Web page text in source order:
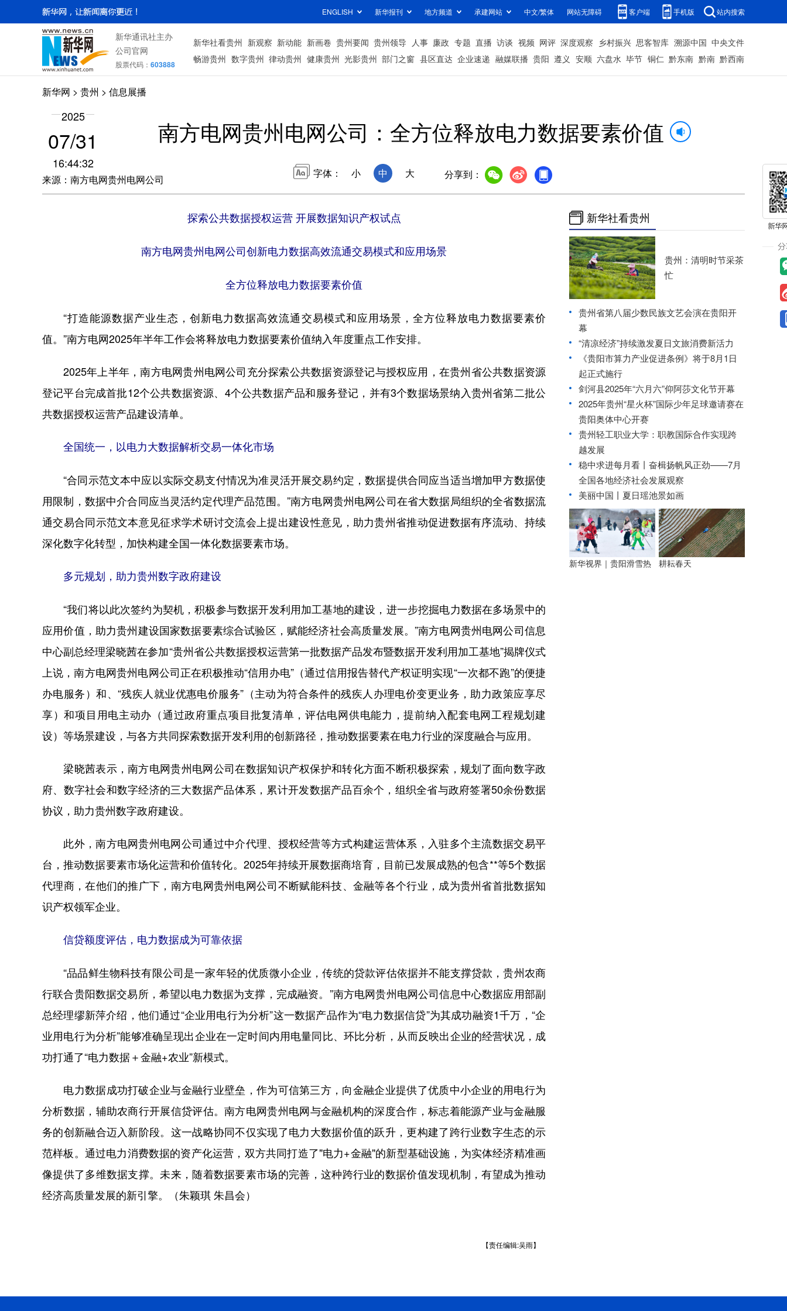
ENGLISH 新华报刊 地方频道 承建网站 中文/繁体 网站无障碍 客户端 手机版 站内搜索
新华通讯社主办
公司官网
股票代码： 603888
新华社看贵州 新观察 新动能 新画卷 贵州要闻 贵州领导 人事 廉政 专题 直播 访谈 视频 网评 深度观察 乡村振兴 思客智库 溯源中国 中央文件
畅游贵州 数字贵州 律动贵州 健康贵州 光影贵州 部门之窗 县区直达 企业速递 融媒联播 贵阳 遵义 安顺 六盘水 毕节 铜仁 黔东南 黔南 黔西南
新华网 > 贵州 > 信息展播
2025
07/31
16:44:32
来源：南方电网贵州电网公司
南方电网贵州电网公司：全方位释放电力数据要素价值
字体： 小 中 大 分享到：
探索公共数据授权运营 开展数据知识产权试点
南方电网贵州电网公司创新电力数据高效流通交易模式和应用场景
全方位释放电力数据要素价值
“打造能源数据产业生态，创新电力数据高效流通交易模式和应用场景，全方位释放电力数据要素价
值。”南方电网2025年半年工作会将释放电力数据要素价值纳入年度重点工作安排。
2025年上半年，南方电网贵州电网公司充分探索公共数据资源登记与授权应用，在贵州省公共数据资源
登记平台完成首批12个公共数据资源、4个公共数据产品和服务登记，并有3个数据场景纳入贵州省第二批公
共数据授权运营产品建设清单。
全国统一，以电力大数据解析交易一体化市场
“合同示范文本中应以实际交易支付情况为准灵活开展交易约定，数据提供合同应当适当增加甲方数据使
用限制，数据中介合同应当灵活约定代理产品范围。”南方电网贵州电网公司在省大数据局组织的全省数据流
通交易合同示范文本意见征求学术研讨交流会上提出建设性意见，助力贵州省推动促进数据有序流动、持续
深化数字化转型，加快构建全国一体化数据要素市场。
多元规划，助力贵州数字政府建设
“我们将以此次签约为契机，积极参与数据开发利用加工基地的建设，进一步挖掘电力数据在多场景中的
应用价值，助力贵州建设国家数据要素综合试验区，赋能经济社会高质量发展。”南方电网贵州电网公司信息
中心副总经理梁晓茜在参加“贵州省公共数据授权运营第一批数据产品发布暨数据开发利用加工基地”揭牌仪式
上说，南方电网贵州电网公司正在积极推动“信用办电”（通过信用报告替代产权证明实现“一次都不跑”的便捷
办电服务）和、“残疾人就业优惠电价服务”（主动为符合条件的残疾人办理电价变更业务，助力政策应享尽
享）和项目用电主动办（通过政府重点项目批复清单，评估电网供电能力，提前纳入配套电网工程规划建
设）等场景建设，与各方共同探索数据开发利用的创新路径，推动数据要素在电力行业的深度融合与应用。
梁晓茜表示，南方电网贵州电网公司在数据知识产权保护和转化方面不断积极探索，规划了面向数字政
府、数字社会和数字经济的三大数据产品体系，累计开发数据产品百余个，组织全省与政府签署50余份数据
协议，助力贵州数字政府建设。
此外，南方电网贵州电网公司通过中介代理、授权经营等方式构建运营体系，入驻多个主流数据交易平
台，推动数据要素市场化运营和价值转化。2025年持续开展数据商培育，目前已发展成熟的包含**等5个数据
代理商，在他们的推广下，南方电网贵州电网公司不断赋能科技、金融等各个行业，成为贵州省首批数据知
识产权领军企业。
信贷额度评估，电力数据成为可靠依据
“品品鲜生物科技有限公司是一家年轻的优质微小企业，传统的贷款评估依据并不能支撑贷款，贵州农商
行联合贵阳数据交易所，希望以电力数据为支撑，完成融资。”南方电网贵州电网公司信息中心数据应用部副
总经理缪新萍介绍，他们通过“企业用电行为分析”这一数据产品作为“电力数据信贷”为其成功融资1千万，“企
业用电行为分析”能够准确呈现出企业在一定时间内用电量同比、环比分析，从而反映出企业的经营状况，成
功打通了“电力数据＋金融+农业”新模式。
电力数据成功打破企业与金融行业壁垒，作为可信第三方，向金融企业提供了优质中小企业的用电行为
分析数据，辅助农商行开展信贷评估。南方电网贵州电网与金融机构的深度合作，标志着能源产业与金融服
务的创新融合迈入新阶段。这一战略协同不仅实现了电力大数据价值的跃升，更构建了跨行业数字生态的示
范样板。通过电力消费数据的资产化运营，双方共同打造了"电力+金融"的新型基础设施，为实体经济精准画
像提供了多维数据支撑。未来，随着数据要素市场的完善，这种跨行业的数据价值发现机制，有望成为推动
经济高质量发展的新引擎。（朱颖琪 朱昌会）
【责任编辑:吴雨】
新华社看贵州
贵州：清明时节采茶
忙
贵州省第八届少数民族文艺会演在贵阳开
幕
“清凉经济”持续激发夏日文旅消费新活力
《贵阳市算力产业促进条例》将于8月1日
起正式施行
剑河县2025年“六月六”仰阿莎文化节开幕
2025年贵州“星火杯”国际少年足球邀请赛在
贵阳奥体中心开赛
贵州轻工职业大学：职教国际合作实现跨
越发展
稳中求进每月看丨奋楫扬帆风正劲——7月
全国各地经济社会发展观察
美丽中国丨夏日瑶池景如画
新华视界｜贵阳滑雪热 耕耘春天